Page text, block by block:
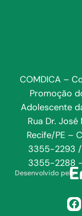
COMDICA –
Promoção
Adolescente
Rua Dr.
Recife/PE –
3355-2293
3355-2288
Desenvolvido pela